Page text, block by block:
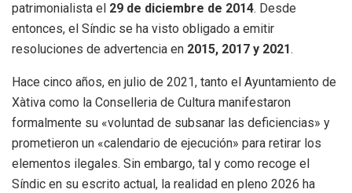
patrimonialista el 29 de diciembre de 2014. Desde
entonces, el Síndic se ha visto obligado a emitir
resoluciones de advertencia en 2015, 2017 y 2021.
Hace cinco años, en julio de 2021, tanto el Ayuntamiento de
Xàtiva como la Conselleria de Cultura manifestaron
formalmente su «voluntad de subsanar las deficiencias» y
prometieron un «calendario de ejecución» para retirar los
elementos ilegales. Sin embargo, tal y como recoge el
Síndic en su escrito actual, la realidad en pleno 2026 ha